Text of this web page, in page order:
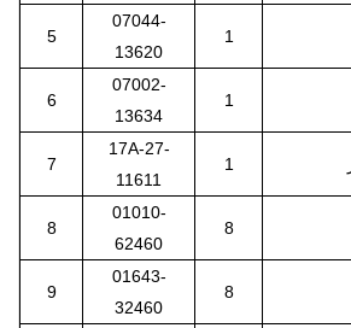
5
07044-
13620
1
6
07002-
13634
1
7
17A-27-
11611
1
8
01010-
62460
8
9
01643-
32460
8